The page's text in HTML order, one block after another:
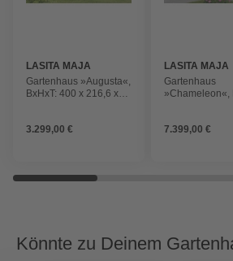
LASITA MAJA
Gartenhaus »Augusta«,
BxHxT: 400 x 216,6 x
grüngrau
3.299,00 €
LASITA MAJA
Gartenhaus
»Chameleon«,
Dachüberstand),
7.399,00 €
Könnte zu Deinem